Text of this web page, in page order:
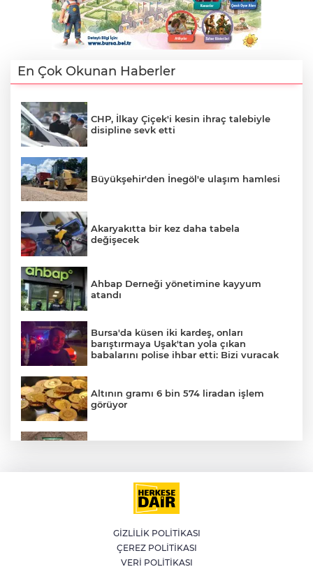
En Çok Okunan Haberler
CHP, İlkay Çiçek'i kesin ihraç talebiyle
disipline sevk etti
Büyükşehir'den İnegöl'e ulaşım hamlesi
Akaryakıtta bir kez daha tabela
değişecek
Ahbap Derneği yönetimine kayyum
atandı
Bursa'da küsen iki kardeş, onları
barıştırmaya Uşak'tan yola çıkan
babalarını polise ihbar etti: Bizi vuracak
Altının gramı 6 bin 574 liradan işlem
görüyor
Muğla'da 4.1 büyüklüğünde deprem
Kütahya'da kendisinden haber
GİZLİLİK POLİTİKASI
ÇEREZ POLİTİKASI
VERİ POLİTİKASI